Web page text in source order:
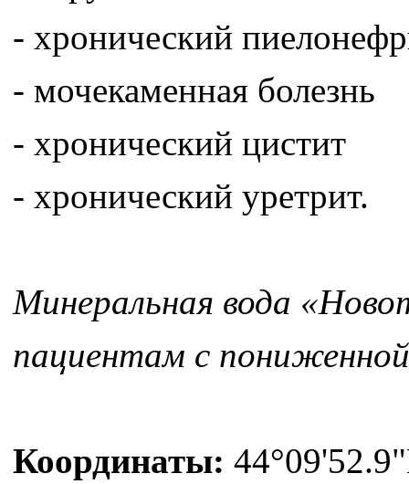
- хронический
- мочекаменная болезнь
- хронический цистит
- хронический уретрит.
Минеральная вода
пациентам с
Координаты: